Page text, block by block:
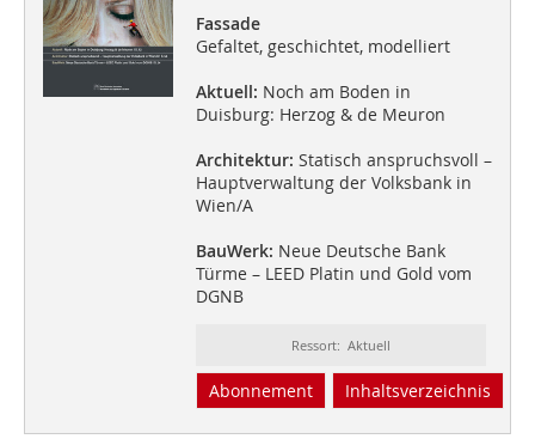
Fassade
Gefaltet, geschichtet, modelliert
Aktuell: Noch am Boden in
Duisburg: Herzog & de Meuron
Architektur: Statisch anspruchsvoll –
Hauptverwaltung der Volksbank in
Wien/A
BauWerk: Neue Deutsche Bank
Türme – LEED Platin und Gold vom
DGNB
Ressort: Aktuell
Abonnement Inhaltsverzeichnis